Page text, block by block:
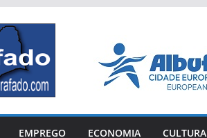
EMPREGO ECONOMIA CULTURA